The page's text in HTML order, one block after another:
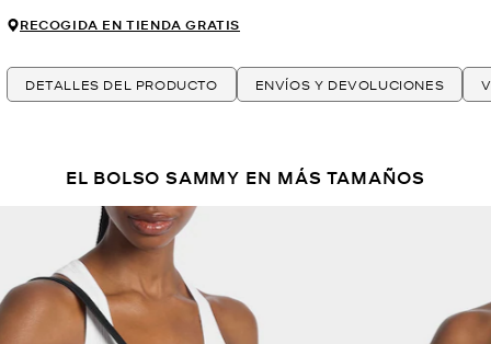
RECOGIDA EN TIENDA GRATIS
DETALLES DEL PRODUCTO ENVÍOS Y DEVOLUCIONES
EL BOLSO SAMMY EN MÁS TAMAÑOS